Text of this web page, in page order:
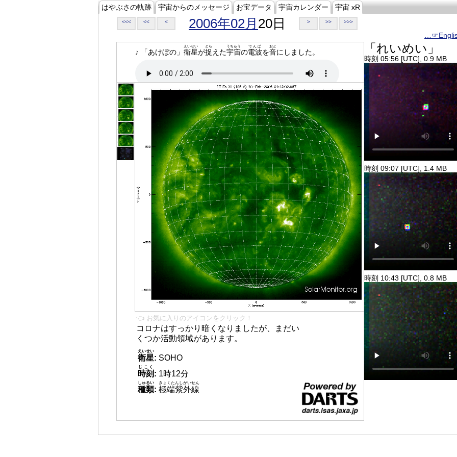
はやぶさの軌跡 宇宙からのメッセージ お宝データ 宇宙カレンダー 宇宙 xR
<<< << < 2006年02月 20日 > >> >>>
♪ 「あけぼの」 衛星
えいせい
が捉
とら
えた宇宙
うちゅう
の電波
でんぱ
を音
おと
にしました。
👈 お気に入りのアイコンをクリック！
コロナはすっかり暗くなりましたが、まだい
くつか活動領域があります。
衛星
えいせい
: SOHO
時刻
じこく
: 1時12分
種類
しゅるい
: 極端紫外線
きょくたんしがいせん
「れいめい」
時刻 05:56 [UTC], 0.9 MB
時刻 09:07 [UTC], 1.4 MB
時刻 10:43 [UTC], 0.8 MB